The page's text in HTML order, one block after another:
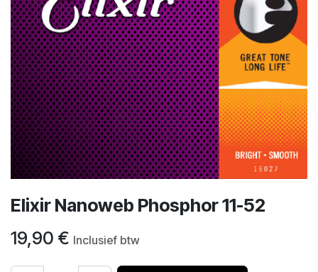
Elixir Nanoweb Phosphor 11-52
19,90 € Inclusief btw